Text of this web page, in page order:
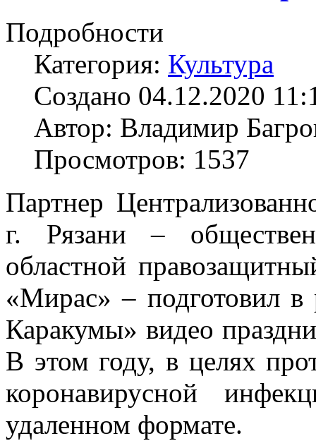
Подробности
Категория: Культура
Создано 04.12.2020
Автор: Владимир
Просмотров: 1537
Партнер
г. Рязани –
областной
«Мирас» – подготовил в
Каракумы» видео
В этом году, в целях
коронавирусной
удаленном формате.